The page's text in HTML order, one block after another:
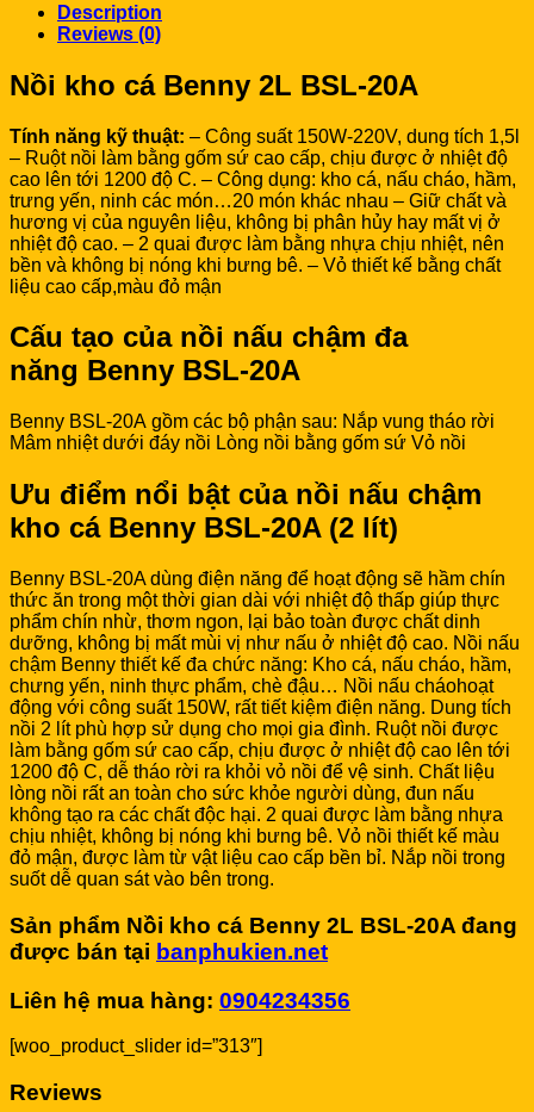
Description
Reviews (0)
Nồi kho cá Benny 2L BSL-20A
Tính năng kỹ thuật: – Công suất 150W-220V, dung tích 1,5l
– Ruột nồi làm bằng gốm sứ cao cấp, chịu được ở nhiệt độ
cao lên tới 1200 độ C. – Công dụng: kho cá, nấu cháo, hầm,
trưng yến, ninh các món…20 món khác nhau – Giữ chất và
hương vị của nguyên liệu, không bị phân hủy hay mất vị ở
nhiệt độ cao. – 2 quai được làm bằng nhựa chịu nhiệt, nên
bền và không bị nóng khi bưng bê. – Vỏ thiết kế bằng chất
liệu cao cấp,màu đỏ mận
Cấu tạo của nồi nấu chậm đa
năng Benny BSL-20A
Benny BSL-20A gồm các bộ phận sau: Nắp vung tháo rời
Mâm nhiệt dưới đáy nồi Lòng nồi bằng gốm sứ Vỏ nồi
Ưu điểm nổi bật của nồi nấu chậm
kho cá Benny BSL-20A (2 lít)
Benny BSL-20A dùng điện năng để hoạt động sẽ hầm chín
thức ăn trong một thời gian dài với nhiệt độ thấp giúp thực
phẩm chín nhừ, thơm ngon, lại bảo toàn được chất dinh
dưỡng, không bị mất mùi vị như nấu ở nhiệt độ cao. Nồi nấu
chậm Benny thiết kế đa chức năng: Kho cá, nấu cháo, hầm,
chưng yến, ninh thực phẩm, chè đậu… Nồi nấu cháohoạt
động với công suất 150W, rất tiết kiệm điện năng. Dung tích
nồi 2 lít phù hợp sử dụng cho mọi gia đình. Ruột nồi được
làm bằng gốm sứ cao cấp, chịu được ở nhiệt độ cao lên tới
1200 độ C, dễ tháo rời ra khỏi vỏ nồi để vệ sinh. Chất liệu
lòng nồi rất an toàn cho sức khỏe người dùng, đun nấu
không tạo ra các chất độc hại. 2 quai được làm bằng nhựa
chịu nhiệt, không bị nóng khi bưng bê. Vỏ nồi thiết kế màu
đỏ mận, được làm từ vật liệu cao cấp bền bỉ. Nắp nồi trong
suốt dễ quan sát vào bên trong.
Sản phẩm Nồi kho cá Benny 2L BSL-20A đang
được bán tại banphukien.net
Liên hệ mua hàng: 0904234356
[woo_product_slider id=”313″]
Reviews